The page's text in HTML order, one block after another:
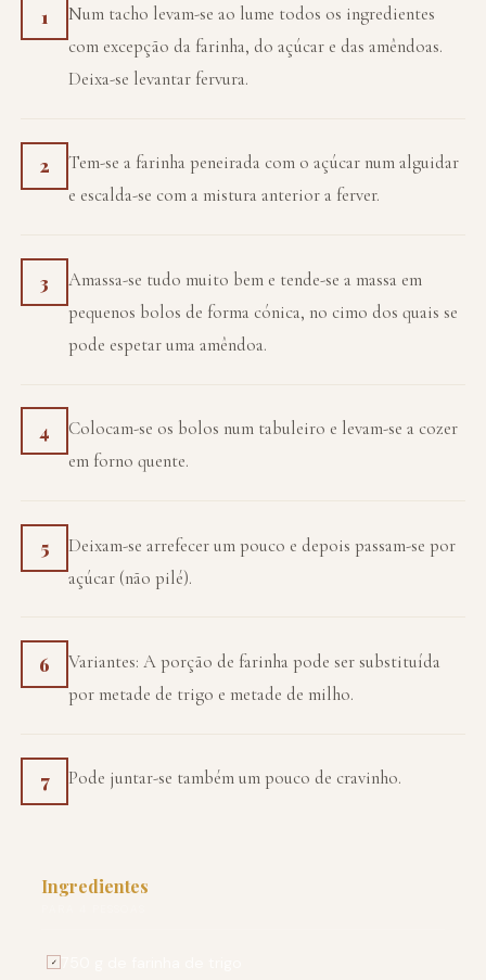
1
Num tacho levam-se ao lume todos os ingredientes
com excepção da farinha, do açúcar e das amêndoas.
Deixa-se levantar fervura.
2
Tem-se a farinha peneirada com o açúcar num alguidar
e escalda-se com a mistura anterior a ferver.
3
Amassa-se tudo muito bem e tende-se a massa em
pequenos bolos de forma cónica, no cimo dos quais se
pode espetar uma amêndoa.
4
Colocam-se os bolos num tabuleiro e levam-se a cozer
em forno quente.
5
Deixam-se arrefecer um pouco e depois passam-se por
açúcar (não pilé).
6
Variantes: A porção de farinha pode ser substituída
por metade de trigo e metade de milho.
7 Pode juntar-se também um pouco de cravinho.
Ingredientes
✓